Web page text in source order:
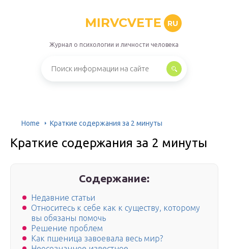
MIRVCVETE RU
Журнал о психологии и личности человека
Home Краткие содержания за 2 минуты
Краткие содержания за 2 минуты
Содержание:
Недавние статьи
Относитесь к себе как к существу, которому
вы обязаны помочь
Решение проблем
Как пшеница завоевала весь мир?